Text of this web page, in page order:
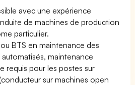
avec une expérience
de machines de production
particulier.
BTS en maintenance des
maintenance
requis pour les postes sur
sur machines open